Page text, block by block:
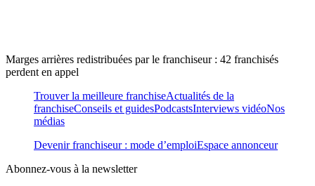
Marges arrières redistribuées par le franchiseur : 42 franchisés
perdent en appel
Trouver la meilleure franchiseActualités de la
franchiseConseils et guidesPodcastsInterviews vidéoNos
médias
Devenir franchiseur : mode d’emploiEspace annonceur
Abonnez-vous à la newsletter